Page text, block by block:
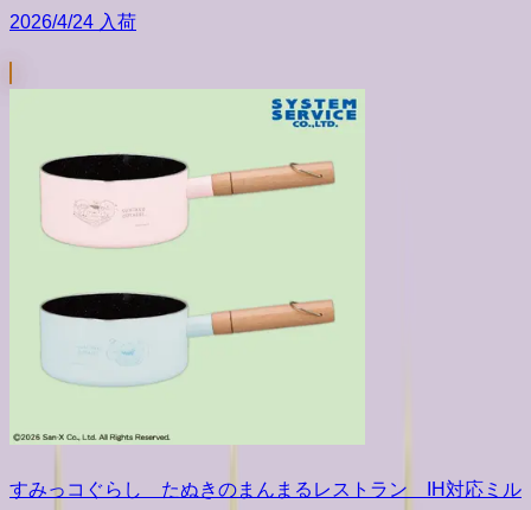
2026/4/24 入荷
すみっコぐらし たぬきのまんまるレストラン IH対応ミル